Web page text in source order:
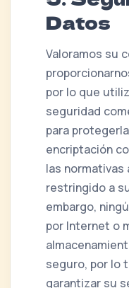
Datos
Valoramos su
por lo que
seguridad
para
encriptación
las
restringido a
embargo,
por Internet o
seguro, por lo
garantizar su